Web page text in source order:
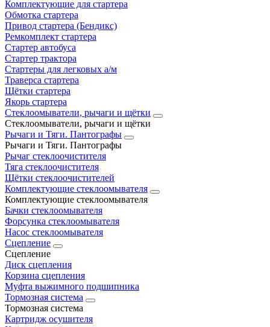
Комплектующие для стартера
Обмотка стартера
Привод стартера (Бендикс)
Ремкомплект стартера
Стартер автобуса
Стартер трактора
Стартеры для легковых а/м
Траверса стартера
Щётки стартера
Якорь стартера
Стеклоомыватели, рычаги и щётки
Стеклоомыватели, рычаги и щётки
Рычаги и Тяги. Пантографы
Рычаги и Тяги. Пантографы
Рычаг стеклоочистителя
Тяга стеклоочистителя
Щётки стеклоочистителей
Комплектующие стеклоомывателя
Комплектующие стеклоомывателя
Бачки стеклоомывателя
Форсунка стеклоомывателя
Насос стеклоомывателя
Сцепление
Сцепление
Диск сцепления
Корзина сцепления
Муфта выжимного подшипника
Тормозная система
Тормозная система
Картридж осушителя